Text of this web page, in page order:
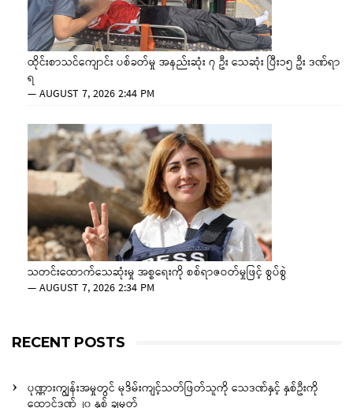
ထိုင်းစာသင်ကျောင်း ပစ်ခတ်မှု အနည်းဆုံး ၇ ဦး သေဆုံး ပြီး၁၅ ဦး ဒဏ်ရာ
ရ
—AUGUST 7, 2026 2:44 PM
သတင်းထောက်သေဆုံးမှု အစ္စရေးကို စစ်ရာဇဝတ်မှုဖြင့် စွပ်စွဲ
—AUGUST 7, 2026 2:34 PM
RECENT POSTS
ပုဏ္ဏားကျွန်းအမှုတွင် မုဒိမ်းကျင့်သတ်ဖြတ်သူကို သေဒဏ်နှင့် နှစ်ဦးကို